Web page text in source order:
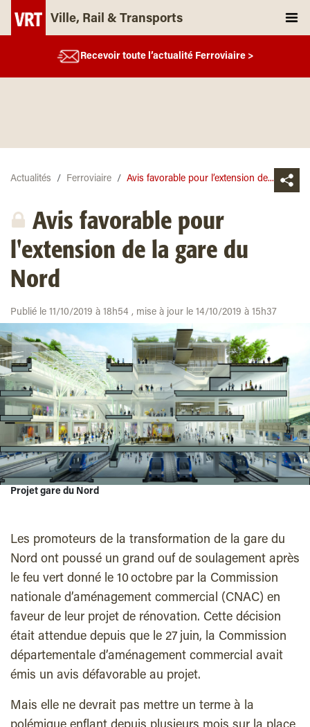
Ville, Rail & Transports
Recevoir toute l’actualité Ferroviaire >
Actualités Ferroviaire Avis favorable pour l’extension de...
Avis favorable pour
l'extension de la gare du
Nord
Publié le 11/10/2019 à 18h54 , mise à jour le 14/10/2019 à 15h37
Projet gare du Nord
Les promoteurs de la transformation de la gare du
Nord ont poussé un grand ouf de soulagement après
le feu vert donné le 10 octobre par la Commission
nationale d’aménagement commercial (CNAC) en
faveur de leur projet de rénovation. Cette décision
était attendue depuis que le 27 juin, la Commission
départementale d’aménagement commercial avait
émis un avis défavorable au projet.
Mais elle ne devrait pas mettre un terme à la